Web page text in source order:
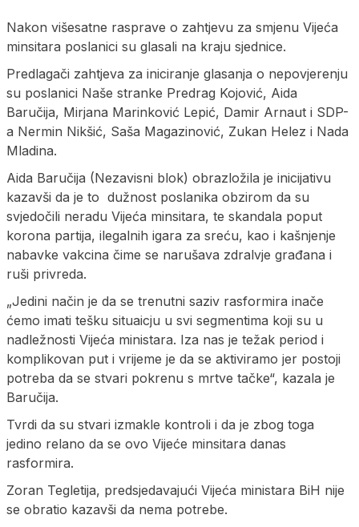
Nakon višesatne rasprave o zahtjevu za smjenu Vijeća
minsitara poslanici su glasali na kraju sjednice.
Predlagači zahtjeva za iniciranje glasanja o nepovjerenju
su poslanici Naše stranke Predrag Kojović, Aida
Baručija, Mirjana Marinković Lepić, Damir Arnaut i SDP-
a Nermin Nikšić, Saša Magazinović, Zukan Helez i Nada
Mladina.
Aida Baručija (Nezavisni blok) obrazložila je inicijativu
kazavši da je to dužnost poslanika obzirom da su
svjedočili neradu Vijeća minsitara, te skandala poput
korona partija, ilegalnih igara za sreću, kao i kašnjenje
nabavke vakcina čime se narušava zdralvje građana i
ruši privreda.
„Jedini način je da se trenutni saziv rasformira inače
ćemo imati tešku situaicju u svi segmentima koji su u
nadležnosti Vijeća ministara. Iza nas je težak period i
komplikovan put i vrijeme je da se aktiviramo jer postoji
potreba da se stvari pokrenu s mrtve tačke“, kazala je
Baručija.
Tvrdi da su stvari izmakle kontroli i da je zbog toga
jedino relano da se ovo Vijeće minsitara danas
rasformira.
Zoran Tegletija, predsjedavajući Vijeća ministara BiH nije
se obratio kazavši da nema potrebe.